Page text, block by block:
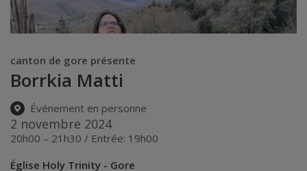
canton de gore présente
Borrkia Matti
Événement en personne
2 novembre 2024
20h00 – 21h30 / Entrée: 19h00
Église Holy Trinity - Gore